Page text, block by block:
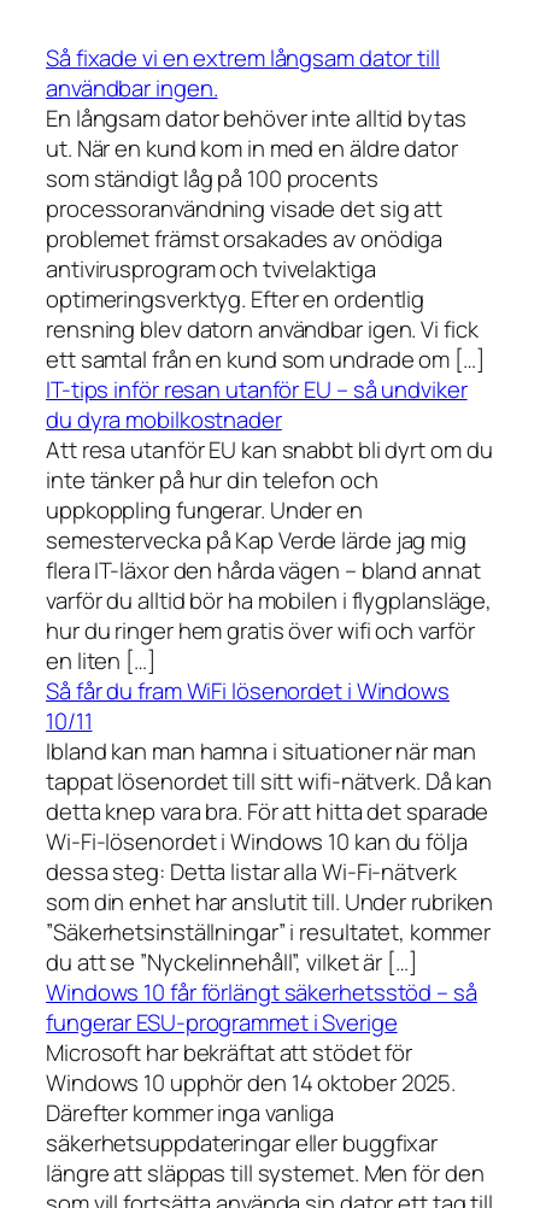
Så fixade vi en extrem långsam dator till
användbar ingen.
En långsam dator behöver inte alltid bytas
ut. När en kund kom in med en äldre dator
som ständigt låg på 100 procents
processoranvändning visade det sig att
problemet främst orsakades av onödiga
antivirusprogram och tvivelaktiga
optimeringsverktyg. Efter en ordentlig
rensning blev datorn användbar igen. Vi fick
ett samtal från en kund som undrade om […]
IT-tips inför resan utanför EU – så undviker
du dyra mobilkostnader
Att resa utanför EU kan snabbt bli dyrt om du
inte tänker på hur din telefon och
uppkoppling fungerar. Under en
semestervecka på Kap Verde lärde jag mig
flera IT-läxor den hårda vägen – bland annat
varför du alltid bör ha mobilen i flygplansläge,
hur du ringer hem gratis över wifi och varför
en liten […]
Så får du fram WiFi lösenordet i Windows
10/11
Ibland kan man hamna i situationer när man
tappat lösenordet till sitt wifi-nätverk. Då kan
detta knep vara bra. För att hitta det sparade
Wi-Fi-lösenordet i Windows 10 kan du följa
dessa steg: Detta listar alla Wi-Fi-nätverk
som din enhet har anslutit till. Under rubriken
”Säkerhetsinställningar” i resultatet, kommer
du att se ”Nyckelinnehåll”, vilket är […]
Windows 10 får förlängt säkerhetsstöd – så
fungerar ESU-programmet i Sverige
Microsoft har bekräftat att stödet för
Windows 10 upphör den 14 oktober 2025.
Därefter kommer inga vanliga
säkerhetsuppdateringar eller buggfixar
längre att släppas till systemet. Men för den